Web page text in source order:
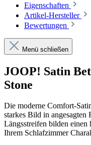
Eigenschaften
Artikel-Hersteller
Bewertungen
Menü schließen
JOOP! Satin
Stone
Die moderne Comfort-
starkes Bild in angesagten
Längsstreifen bilden einen
Ihrem Schlafzimmer